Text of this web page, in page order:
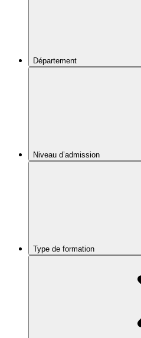
Département
Niveau d’admission
Type de formation